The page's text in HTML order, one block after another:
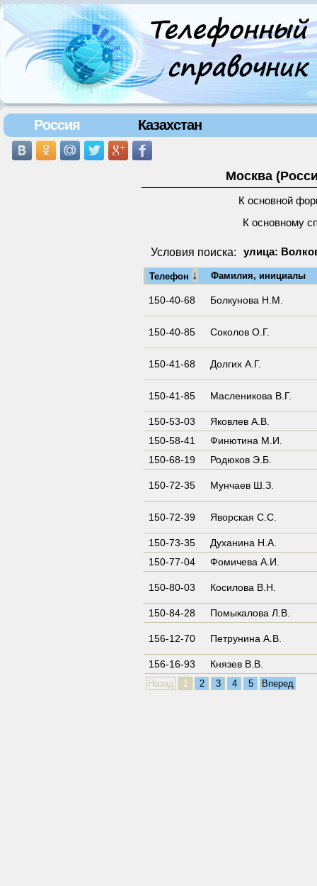
Россия Казахстан
Москва
К основной
К основному
Условия поиска: улица:
Телефон ↓ Фамилия, инициалы
150-40-68 Болкунова Н.М.
150-40-85 Соколов О.Г.
150-41-68 Долгих А.Г.
150-41-85 Масленикова В.Г.
150-53-03
Яковлев А.В.
150-58-41
Финютина М.И.
150-68-19
Родюков Э.Б.
150-72-35 Мунчаев Ш.З.
150-72-39 Яворская С.С.
150-73-35
Духанина Н.А.
150-77-04
Фомичева А.И.
150-80-03 Косилова В.Н.
150-84-28 Помыкалова Л.В.
156-12-70 Петрунина А.В.
156-16-93 Князев В.В.
Назад 1 2 3 4 5 Вперед